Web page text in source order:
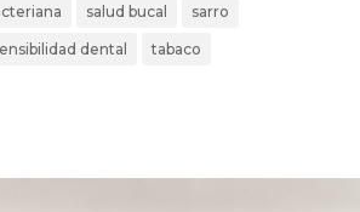
salud bucal sarro
dental tabaco